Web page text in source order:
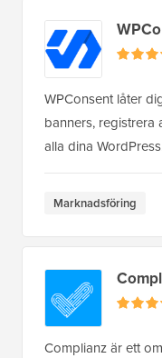
WPConsent låter
banners, registrera
alla dina
Marknadsföring
Complianz är ett